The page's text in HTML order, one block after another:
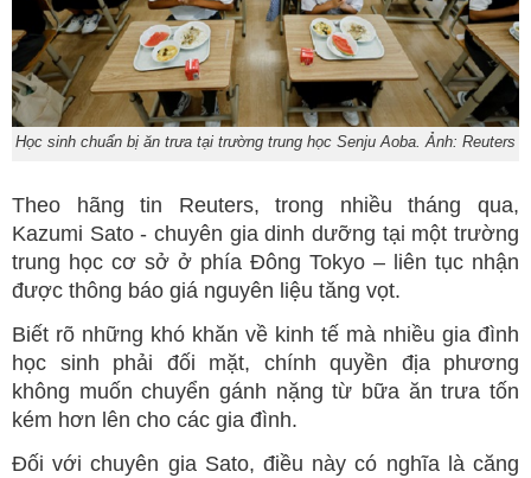
Học sinh chuẩn bị ăn trưa tại trường trung học Senju Aoba. Ảnh: Reuters
Theo hãng tin Reuters, trong nhiều tháng qua,
Kazumi Sato - chuyên gia dinh dưỡng tại một trường
trung học cơ sở ở phía Đông Tokyo – liên tục nhận
được thông báo giá nguyên liệu tăng vọt.
Biết rõ những khó khăn về kinh tế mà nhiều gia đình
học sinh phải đối mặt, chính quyền địa phương
không muốn chuyển gánh nặng từ bữa ăn trưa tốn
kém hơn lên cho các gia đình.
Đối với chuyên gia Sato, điều này có nghĩa là căng